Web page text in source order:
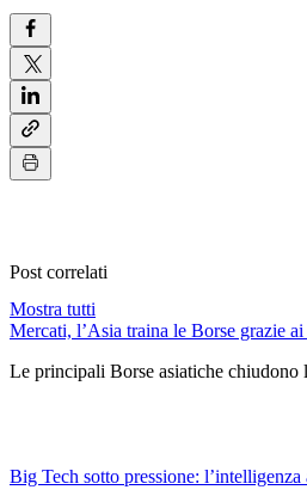
Post correlati
Mostra tutti
Mercati, l’Asia traina le Borse grazie
Le principali Borse asiatiche chiudono
Big Tech sotto pressione: